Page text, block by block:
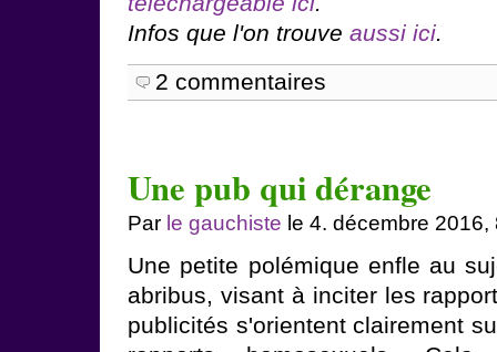
Infos que l'on trouve aussi ici.
2 commentaires
Une pub qui dérange
Par le gauchiste le 4. décembre 2016,
Une petite polémique enfle au
abribus, visant à inciter les
publicités s'orientent clairement